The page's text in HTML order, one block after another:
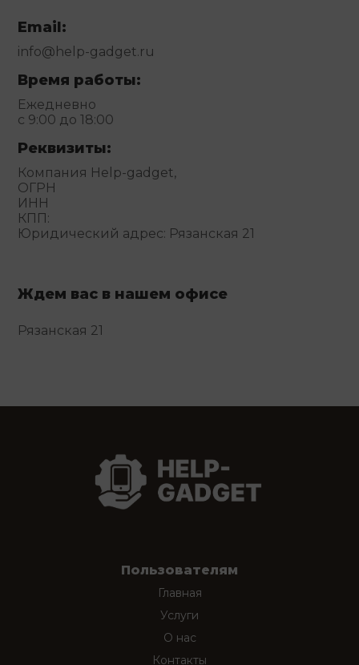
Email:
info@help-gadget.ru
Время работы:
Ежедневно
с 9:00 до 18:00
Реквизиты:
Компания Help-gadget,
ОГРН
ИНН
КПП:
Юридический адрес: Рязанская 21
Ждем вас в нашем офисе
Рязанская 21
Пользователям
Главная
Услуги
О нас
Контакты